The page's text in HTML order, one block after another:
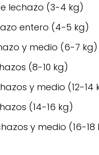
lechazo (3-4 kg)
entero (4-5 kg)
y medio (6-7 kg)
(8-10 kg)
y medio (12-14
(14-16 kg)
y medio (16-18